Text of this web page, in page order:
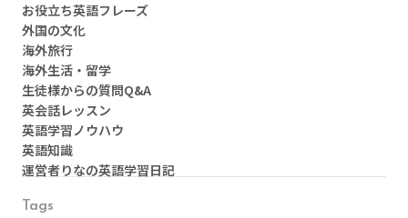
お役立ち英語フレーズ
外国の文化
海外旅行
海外生活・留学
生徒様からの質問Q&A
英会話レッスン
英語学習ノウハウ
英語知識
運営者りなの英語学習日記
Tags